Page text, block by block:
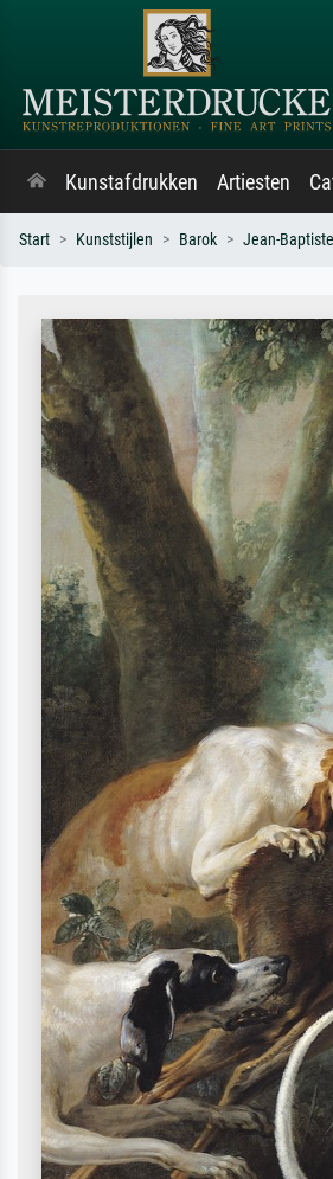
Kunstafdrukken Artiesten
Start Kunststijlen Barok Jean-